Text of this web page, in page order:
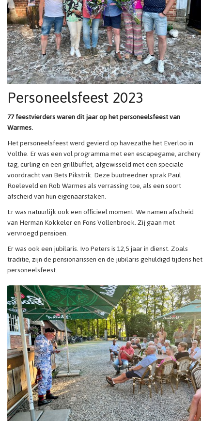
Personeelsfeest 2023
77 feestvierders waren dit jaar op het personeelsfeest van
Warmes.
Het personeelsfeest werd gevierd op havezathe het Everloo in
Volthe. Er was een vol programma met een escapegame, archery
tag, curling en een grillbuffet, afgewisseld met een speciale
voordracht van Bets Pikstrik. Deze buutreedner sprak Paul
Roeleveld en Rob Warmes als verrassing toe, als een soort
afscheid van hun eigenaarstaken.
Er was natuurlijk ook een officieel moment. We namen afscheid
van Herman Kokkeler en Fons Vollenbroek. Zij gaan met
vervroegd pensioen.
Er was ook een jubilaris. Ivo Peters is 12,5 jaar in dienst. Zoals
traditie, zijn de pensionarissen en de jubilaris gehuldigd tijdens het
personeelsfeest.